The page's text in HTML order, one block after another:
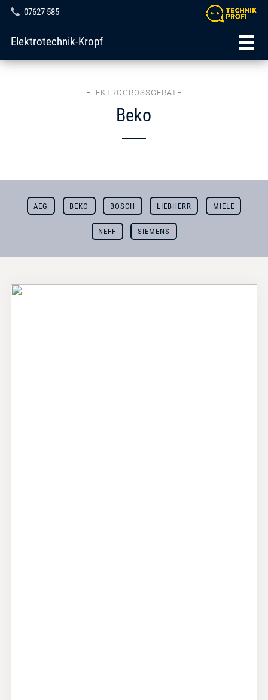
07627 585
Elektrotechnik-Kropf
ELEKTROGROSSGERÄTE
Beko
AEG BEKO BOSCH LIEBHERR MIELE
NEFF SIEMENS